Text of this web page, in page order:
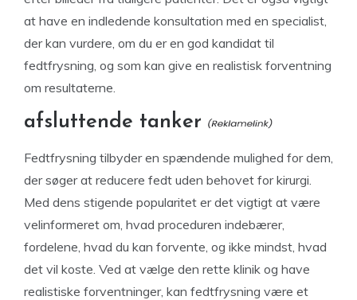
at have en indledende konsultation med en specialist,
der kan vurdere, om du er en god kandidat til
fedtfrysning, og som kan give en realistisk forventning
om resultaterne.
afsluttende tanker
Fedtfrysning tilbyder en spændende mulighed for dem,
der søger at reducere fedt uden behovet for kirurgi.
Med dens stigende popularitet er det vigtigt at være
velinformeret om, hvad proceduren indebærer,
fordelene, hvad du kan forvente, og ikke mindst, hvad
det vil koste. Ved at vælge den rette klinik og have
realistiske forventninger, kan fedtfrysning være et